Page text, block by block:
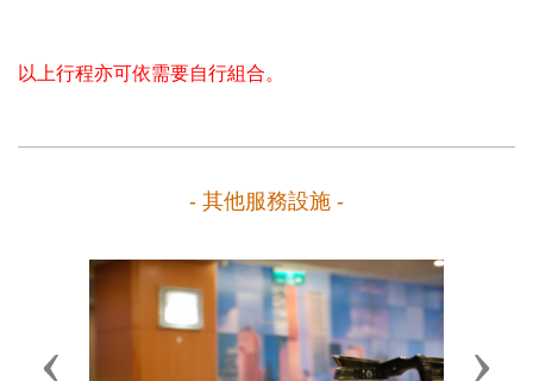
以上行程亦可依需要自行組合。
- 其他服務設施 -
Previous Next